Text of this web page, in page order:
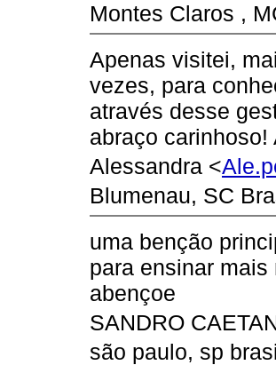
Montes Claros ,
Apenas visitei,
vezes, para
através desse
abraço carinhoso!
Alessandra <
Blumenau, SC
uma benção
para ensinar
abençoe
SANDRO
são paulo, sp